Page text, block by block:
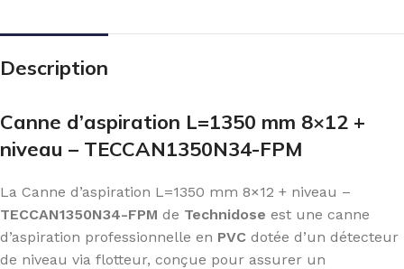
Description
Canne d’aspiration L=1350 mm 8×12 +
niveau – TECCAN1350N34-FPM
La Canne d’aspiration L=1350 mm 8×12 + niveau –
TECCAN1350N34-FPM de Technidose est une canne
d’aspiration professionnelle en PVC dotée d’un détecteur
de niveau via flotteur, conçue pour assurer un